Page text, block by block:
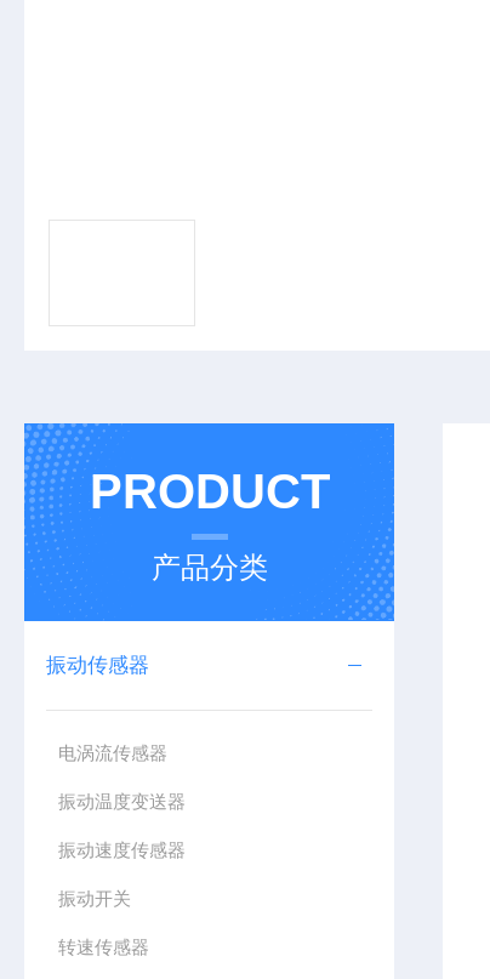
PRODUCT
产品分类
振动传感器
电涡流传感器
振动温度变送器
振动速度传感器
振动开关
转速传感器